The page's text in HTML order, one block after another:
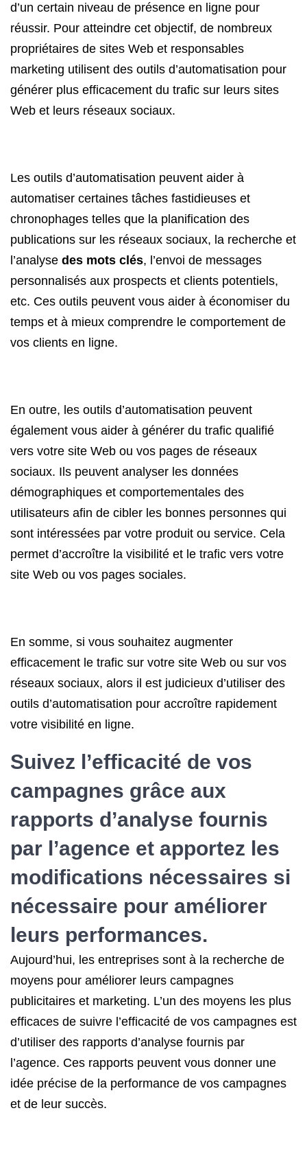
d’un certain niveau de présence en ligne pour
réussir. Pour atteindre cet objectif, de nombreux
propriétaires de sites Web et responsables
marketing utilisent des outils d’automatisation pour
générer plus efficacement du trafic sur leurs sites
Web et leurs réseaux sociaux.
Les outils d’automatisation peuvent aider à
automatiser certaines tâches fastidieuses et
chronophages telles que la planification des
publications sur les réseaux sociaux, la recherche et
l’analyse des mots clés, l’envoi de messages
personnalisés aux prospects et clients potentiels,
etc. Ces outils peuvent vous aider à économiser du
temps et à mieux comprendre le comportement de
vos clients en ligne.
En outre, les outils d’automatisation peuvent
également vous aider à générer du trafic qualifié
vers votre site Web ou vos pages de réseaux
sociaux. Ils peuvent analyser les données
démographiques et comportementales des
utilisateurs afin de cibler les bonnes personnes qui
sont intéressées par votre produit ou service. Cela
permet d’accroître la visibilité et le trafic vers votre
site Web ou vos pages sociales.
En somme, si vous souhaitez augmenter
efficacement le trafic sur votre site Web ou sur vos
réseaux sociaux, alors il est judicieux d’utiliser des
outils d’automatisation pour accroître rapidement
votre visibilité en ligne.
Suivez l’efficacité de vos
campagnes grâce aux
rapports d’analyse fournis
par l’agence et apportez les
modifications nécessaires si
nécessaire pour améliorer
leurs performances.
Aujourd’hui, les entreprises sont à la recherche de
moyens pour améliorer leurs campagnes
publicitaires et marketing. L’un des moyens les plus
efficaces de suivre l’efficacité de vos campagnes est
d’utiliser des rapports d’analyse fournis par
l’agence. Ces rapports peuvent vous donner une
idée précise de la performance de vos campagnes
et de leur succès.